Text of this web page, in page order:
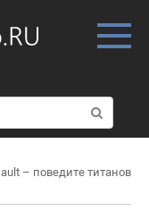
– поведите титанов